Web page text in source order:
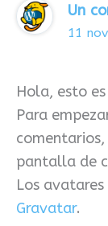
Un
11
Hola, esto
Para
pantalla de
Los
Gravatar.